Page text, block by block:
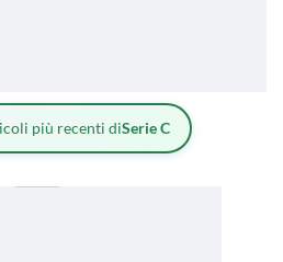
più recenti diSerie C